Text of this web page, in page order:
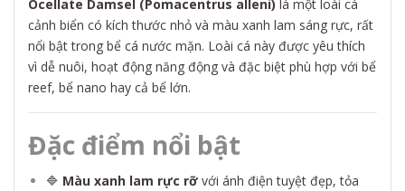
Ocellate Damsel (Pomacentrus alleni) là một loài cá
cảnh biển có kích thước nhỏ và màu xanh lam sáng rực, rất
nổi bật trong bể cá nước mặn. Loài cá này được yêu thích
vì dễ nuôi, hoạt động năng động và đặc biệt phù hợp với bể
reef, bể nano hay cả bể lớn.
Đặc điểm nổi bật
🔷 Màu xanh lam rực rỡ với ánh điện tuyệt đẹp, tỏa